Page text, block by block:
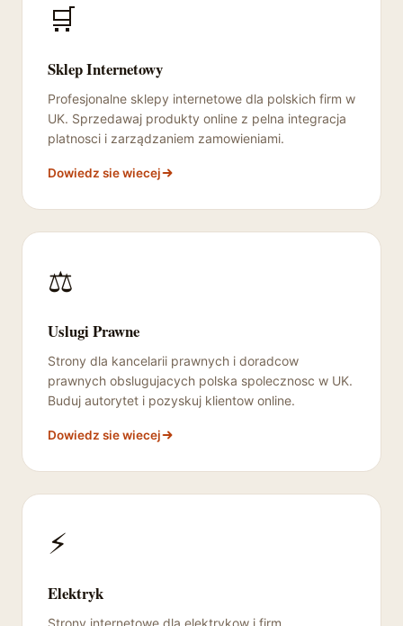
🛒
Sklep Internetowy
Profesjonalne sklepy internetowe dla polskich firm w
UK. Sprzedawaj produkty online z pelna integracja
platnosci i zarządzaniem zamowieniami.
Dowiedz sie wiecej
⚖️
Uslugi Prawne
Strony dla kancelarii prawnych i doradcow
prawnych obslugujacych polska spolecznosc w UK.
Buduj autorytet i pozyskuj klientow online.
Dowiedz sie wiecej
⚡
Elektryk
Strony internetowe dla elektrykow i firm